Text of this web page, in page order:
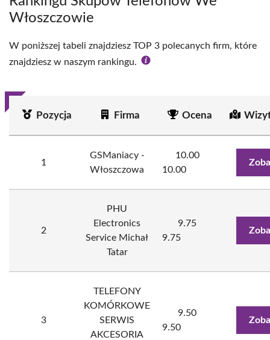
Włoszczowie
W poniższej tabeli znajdziesz TOP 3 polecanych firm, które
znajdziesz w naszym rankingu.
Pozycja Firma Ocena
1
GSManiacy -
Włoszczowa
10.00
10.00
2
PHU
Electronics
Service Michał
Tatar
9.75
9.75
3
TELEFONY
KOMÓRKOWE
SERWIS
AKCESORIA
9.50
9.50